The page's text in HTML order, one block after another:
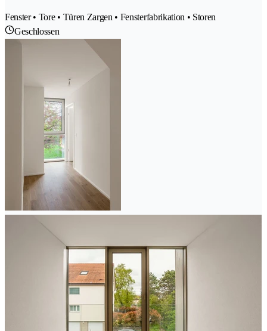
Fenster • Tore • Türen Zargen • Fensterfabrikation • Storen
Geschlossen